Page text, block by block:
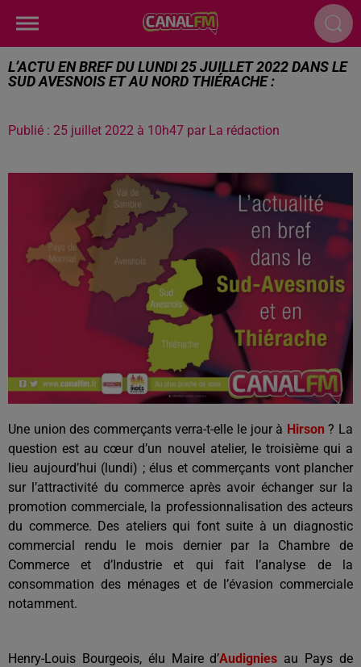
L’ACTU EN BREF DU LUNDI 25 JUILLET 2022 DANS LE
SUD AVESNOIS ET AU NORD THIÉRACHE :
Publié : 25 juillet 2022 à 10h47 par La rédaction
Une union des commerçants verra-t-elle le jour à Hirson ? La
question est au cœur d’un nouvel atelier, le troisième qui a
lieu aujourd’hui (lundi) ; élus et commerçants vont plancher
sur l’attractivité du commerce après avoir échanger sur la
promotion commerciale, la professionnalisation des acteurs
du commerce. Des ateliers qui font suite à un diagnostic
commercial rendu le mois dernier par la Chambre de
Commerce et d’Industrie et qui fait l’analyse de la
consommation des ménages et de l’évasion commerciale
notamment.
Henry-Louis Bourgeois, élu Maire d’Audignies au Pays de